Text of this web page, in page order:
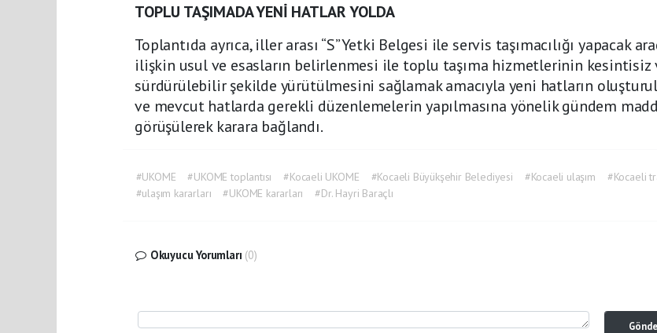
TOPLU TAŞIMADA YENİ HATLAR YOLDA
Toplantıda ayrıca, iller arası “S” Yetki Belgesi ile servis taşımacılığı yapacak
ilişkin usul ve esasların belirlenmesi ile toplu taşıma hizmetlerinin kesintisiz
sürdürülebilir şekilde yürütülmesini sağlamak amacıyla yeni hatların
ve mevcut hatlarda gerekli düzenlemelerin yapılmasına yönelik gündem
görüşülerek karara bağlandı.
#UKOME #UKOME toplantısı #Kocaeli UKOME #Kocaeli Büyükşehir Belediyesi #Kocaeli ulaşım
#Kocaeli
#ulaşım kararları
#UKOME kararları #Dr. Hayri Baraçlı
Okuyucu Yorumları (0)